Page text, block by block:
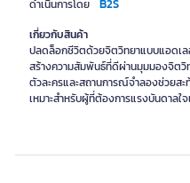
ดำเนินการโดย B2S
เกี่ยวกับสินค้า
ปลดล็อกชีวิตด้วยจิตวิทยาแบบแอดเ
สร้างความสัมพันธ์ที่ดีผ่านมุมมองจิตวิ
ตัวละครและสถานการณ์จำลองช่วยส
เหมาะสำหรับผู้ที่ต้องการแรงบันดาลใ